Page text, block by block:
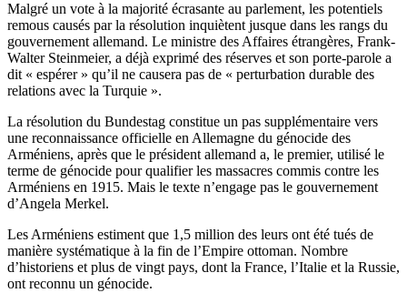
Malgré un vote à la majorité écrasante au parlement, les potentiels
remous causés par la résolution inquiètent jusque dans les rangs du
gouvernement allemand. Le ministre des Affaires étrangères, Frank-
Walter Steinmeier, a déjà exprimé des réserves et son porte-parole a
dit « espérer » qu’il ne causera pas de « perturbation durable des
relations avec la Turquie ».
La résolution du Bundestag constitue un pas supplémentaire vers
une reconnaissance officielle en Allemagne du génocide des
Arméniens, après que le président allemand a, le premier, utilisé le
terme de génocide pour qualifier les massacres commis contre les
Arméniens en 1915. Mais le texte n’engage pas le gouvernement
d’Angela Merkel.
Les Arméniens estiment que 1,5 million des leurs ont été tués de
manière systématique à la fin de l’Empire ottoman. Nombre
d’historiens et plus de vingt pays, dont la France, l’Italie et la Russie,
ont reconnu un génocide.